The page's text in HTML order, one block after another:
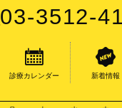
03-3512-
診療カレンダー 新着情報